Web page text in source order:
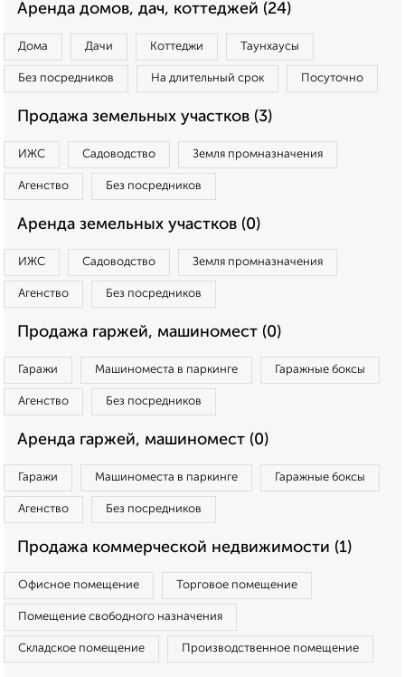
Аренда домов, дач, коттеджей (24)
Дома Дачи Коттеджи Таунхаусы
Без посредников На длительный срок Посуточно
Продажа земельных участков (3)
ИЖС Садоводство Земля промназначения
Агенство Без посредников
Аренда земельных участков (0)
ИЖС Садоводство Земля промназначения
Агенство Без посредников
Продажа гаржей, машиномест (0)
Гаражи Машиноместа в паркинге Гаражные боксы
Агенство Без посредников
Аренда гаржей, машиномест (0)
Гаражи Машиноместа в паркинге Гаражные боксы
Агенство Без посредников
Продажа коммерческой недвижимости (1)
Офисное помещение Торговое помещение
Помещение свободного назначения
Складское помещение Производственное помещение